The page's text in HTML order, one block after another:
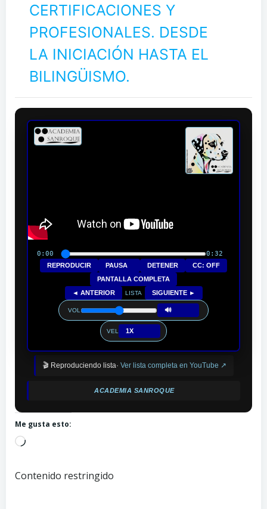
CERTIFICACIONES Y
PROFESIONALES. DESDE
LA INICIACIÓN HASTA EL
BILINGÜISMO.
0:00 0:32
REPRODUCIR PAUSA DETENER
CC: OFF
PANTALLA COMPLETA
◄ ANTERIOR
LISTA SIGUIENTE ►
VOL 🔊
VEL 1X
🎬 Reproduciendo lista· Ver lista completa en YouTube ↗
ACADEMIA SANROQUE
Me gusta esto:
Cargando...
Contenido restringido